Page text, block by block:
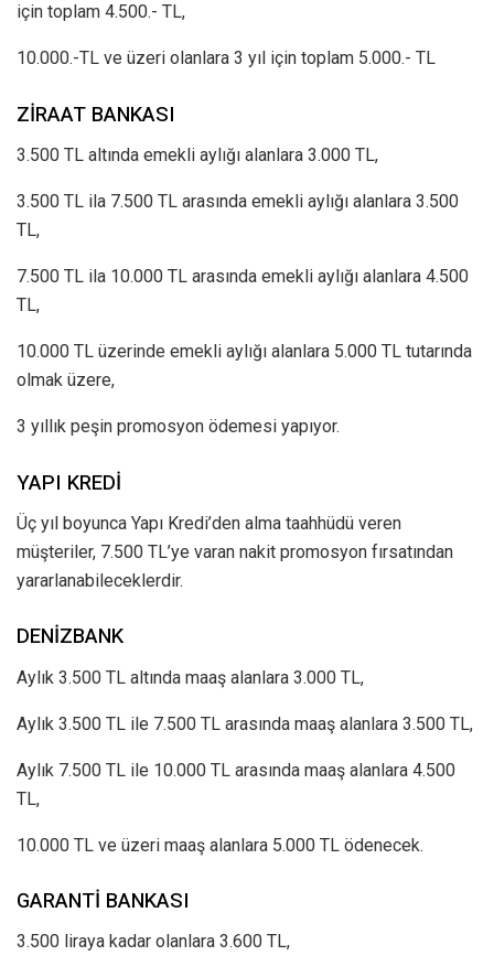
için toplam 4.500.- TL,
10.000.-TL ve üzeri olanlara 3 yıl için toplam 5.000.- TL
ZİRAAT BANKASI
3.500 TL altında emekli aylığı alanlara 3.000 TL,
3.500 TL ila 7.500 TL arasında emekli aylığı alanlara 3.500
TL,
7.500 TL ila 10.000 TL arasında emekli aylığı alanlara 4.500
TL,
10.000 TL üzerinde emekli aylığı alanlara 5.000 TL tutarında
olmak üzere,
3 yıllık peşin promosyon ödemesi yapıyor.
YAPI KREDİ
Üç yıl boyunca Yapı Kredi’den alma taahhüdü veren
müşteriler, 7.500 TL’ye varan nakit promosyon fırsatından
yararlanabileceklerdir.
DENİZBANK
Aylık 3.500 TL altında maaş alanlara 3.000 TL,
Aylık 3.500 TL ile 7.500 TL arasında maaş alanlara 3.500 TL,
Aylık 7.500 TL ile 10.000 TL arasında maaş alanlara 4.500
TL,
10.000 TL ve üzeri maaş alanlara 5.000 TL ödenecek.
GARANTİ BANKASI
3.500 liraya kadar olanlara 3.600 TL,